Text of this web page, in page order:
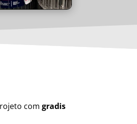
com gradis